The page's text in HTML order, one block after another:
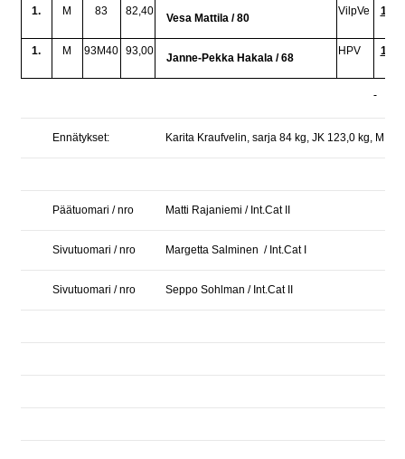
1. M 83 82,40
Vesa Mattila / 80
VilpVe
1. M 93M40 93,00
Janne-Pekka Hakala / 68
HPV
Ennätykset: Karita Kraufvelin, sarja 84 kg, JK 123,0 kg, MN
Päätuomari / nro Matti Rajaniemi / Int.Cat II
Sivutuomari / nro Margetta Salminen / Int.Cat I
Sivutuomari / nro Seppo Sohlman / Int.Cat II